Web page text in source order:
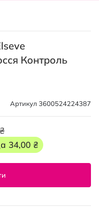
Контроль
Артикул 3600524224387
34,00 ₴